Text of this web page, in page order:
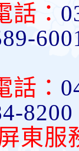
話：
話：
8200
東服